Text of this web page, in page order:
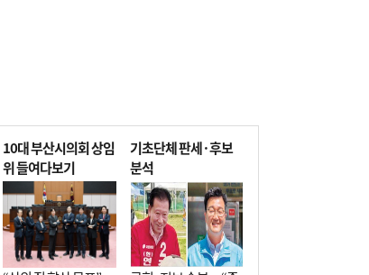
10대 부산시의회 상임
위 들여다보기
기초단체 판세·후보
분석